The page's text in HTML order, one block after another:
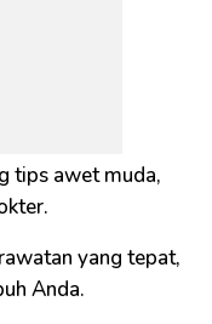
tips awet muda,
yang tepat,
Anda.